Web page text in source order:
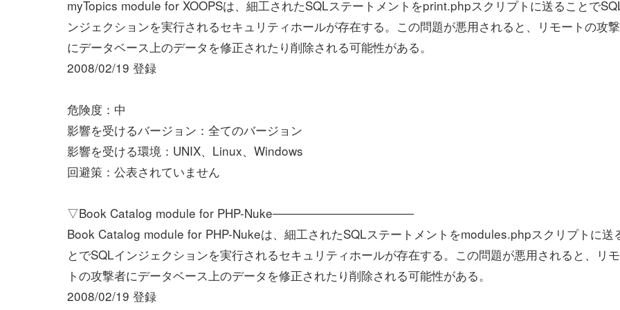
myTopics module for XOOPSは、細工されたSQLステートメントをprint.phpスクリプトに送ることで
ンジェクションを実行されるセキュリティホールが存在する。この問題が悪用されると、リモートの攻
にデータベース上のデータを修正されたり削除される可能性がある。
2008/02/19 登録
危険度：中
影響を受けるバージョン：全てのバージョン
影響を受ける環境：UNIX、Linux、Windows
回避策：公表されていません
▽Book Catalog module for PHP-Nuke─────────────────
Book Catalog module for PHP-Nukeは、細工されたSQLステートメントをmodules.phpスクリプトに送
とでSQLインジェクションを実行されるセキュリティホールが存在する。この問題が悪用されると、リ
トの攻撃者にデータベース上のデータを修正されたり削除される可能性がある。
2008/02/19 登録